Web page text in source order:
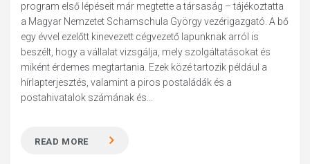
program első lépéseit már megtette a társaság – tájékoztatta
a Magyar Nemzetet Schamschula György vezérigazgató. A bő
egy évvel ezelőtt kinevezett cégvezető lapunknak arról is
beszélt, hogy a vállalat vizsgálja, mely szolgáltatásokat és
miként érdemes megtartania. Ezek közé tartozik például a
hírlapterjesztés, valamint a piros postaládák és a
postahivatalok számának és...
READ MORE